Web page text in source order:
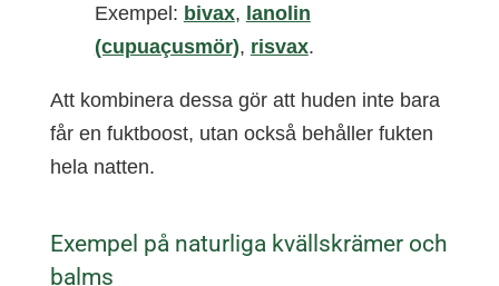
Exempel: bivax, lanolin
(cupuaçusmör), risvax.
Att kombinera dessa gör att huden inte bara
får en fuktboost, utan också behåller fukten
hela natten.
Exempel på naturliga kvällskrämer och
balms